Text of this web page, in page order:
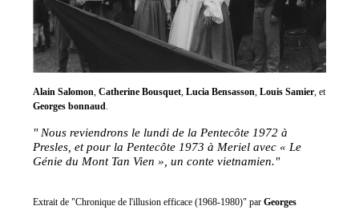
Alain Salomon ,Catherine Bousquet ,Lucia Bensasson ,Louis Samier , et
Georges bonnaud
" Nous reviendrons le lundi de la Pentecôte 1972 à
Presles, et pour la Pentecôte 1973 à Meriel avec « Le
Génie du Mont Tan Vien », un conte vietnamien."
Extrait de "Chronique de l'illusion efficace (1968-1980)" parGeorges